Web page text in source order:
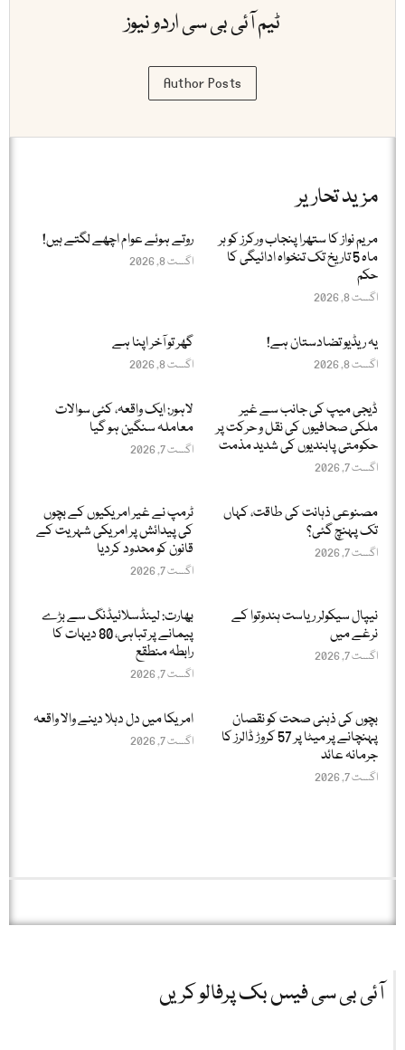
ٹیم آئی بی سی اردو نیوز
Author Posts
مزید تحاریر
مریم نواز کا ستھرا پنجاب ورکرز کو ہر
ماہ 5 تاریخ تک تنخواہ ادائیگی کا
حکم
اگست 8, 2026
روتے ہوئے عوام اچھے لگتے ہیں!
اگست 8, 2026
یہ ریڈیو تضادستان ہے!
اگست 8, 2026
گھر تو آخر اپنا ہے
اگست 8, 2026
ڈیجی میپ کی جانب سے غیر
ملکی صحافیوں کی نقل و حرکت پر
حکومتی پابندیوں کی شدید مذمت
اگست 7, 2026
لاہور: ایک واقعہ، کئی سوالات
معاملہ سنگین ہو گیا
اگست 7, 2026
مصنوعی ذہانت کی طاقت، کہاں
تک پہنچ گئی؟
اگست 7, 2026
ٹرمپ نے غیر امریکیوں کے بچوں
کی پیدائش پر امریکی شہریت کے
قانون کو محدود کردیا
اگست 7, 2026
نیپال سیکولر ریاست ہندوتوا کے
نرغے میں
اگست 7, 2026
بھارت: لینڈسلائیڈنگ سے بڑے
پیمانے پر تباہی، 80 دیہات کا
رابطہ منطقع
اگست 7, 2026
بچوں کی ذہنی صحت کو نقصان
پہنچانے پر میٹا پر 57 کروڑ ڈالرز کا
جرمانہ عائد
اگست 7, 2026
امریکا میں دل دہلا دینے والا واقعہ
اگست 7, 2026
آئی بی سی فیس بک پرفالو کریں